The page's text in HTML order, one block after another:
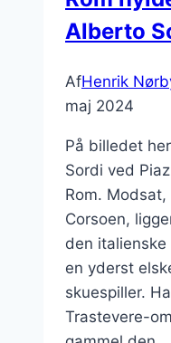
Alberto
AfHenrik
maj 2024
På billedet
Sordi ved
Rom.
Corsoen,
den
en yderst
skuespiller.
Trastevere-